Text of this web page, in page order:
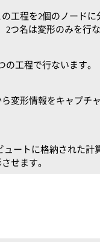
工程を2個のノードに
つ名は変形のみを行な
工程で行ないます。
変形情報をキャプチ
ートに格納された計
せます。